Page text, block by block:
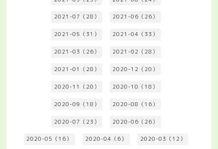
2021-07（28） 2021-06（26）
2021-05（31） 2021-04（33）
2021-03（26） 2021-02（28）
2021-01（28） 2020-12（20）
2020-11（20） 2020-10（18）
2020-09（18） 2020-08（16）
2020-07（23） 2020-06（26）
2020-05（16） 2020-04（6） 2020-03（12）